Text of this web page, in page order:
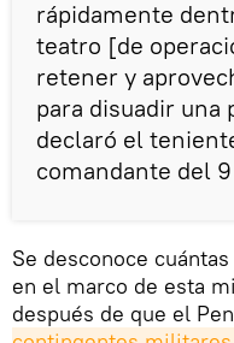
rápidamente
teatro [de
retener y
para disuadir una
declaró el
comandante del
Se desconoce
en el marco de esta
después de que el